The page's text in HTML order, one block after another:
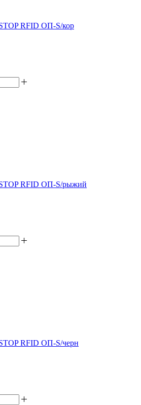
RFID ОП-S/кор
RFID ОП-S/рыжий
RFID ОП-S/черн